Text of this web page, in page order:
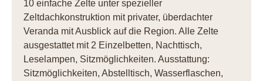
10 einfache Zelte unter spezieller
Zeltdachkonstruktion mit privater, überdachter
Veranda mit Ausblick auf die Region. Alle Zelte
ausgestattet mit 2 Einzelbetten, Nachttisch,
Leselampen, Sitzmöglichkeiten. Ausstattung:
Sitzmöglichkeiten, Abstelltisch, Wasserflaschen,